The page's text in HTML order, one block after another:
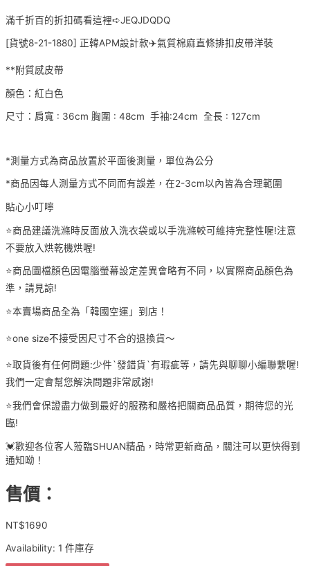
滿千折百的折扣碼看這裡➪JEQJDQDQ
[貨號8-21-1880] 正韓APM設計款✈️氣質棉麻直條排扣皮帶洋裝
**附質感皮帶
顏色：紅白色
尺寸：肩寬 : 36cm 胸圍 : 48cm 手袖:24cm 全長 : 127cm
*測量方式為商品放置於平面後測量，單位為公分
*商品因每人測量方式不同而有誤差，在2-3cm以內皆為合理範圍
貼心小叮嚀
⭐️商品建議洗滌時反面放入洗衣袋或以手洗滌較可維持完整性喔!注意
不要放入烘乾機烘喔!
⭐️商品圖檔顏色因電腦螢幕設定差異會略有不同，以實際商品顏色為
準，請見諒!
⭐️本賣場商品全為「韓國空運」到店！
⭐️one size不接受因尺寸不合的退換貨～
⭐️取貨後有任何問題:少件`發錯貨`有瑕疵等，請先與聊聊小編聯繫喔!
我們一定會幫您解決問題非常感謝!
⭐️我們會保證盡力做到最好的服務和嚴格把關商品品質，期待您的光
臨!
💓歡迎各位客人蒞臨SHUAN精品，時常更新商品，關注可以更快得到
通知呦！
售價：
NT$1690
Availability: 1 件庫存